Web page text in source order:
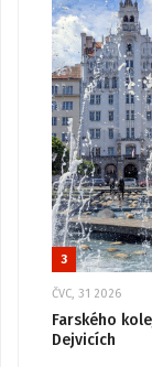
3
ČVC, 31 2026
Farského
Dejvicích